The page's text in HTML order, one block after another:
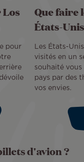
pour
Que faire
États-Unis
Les États-
visités en un
souhaité
pays par des
vos envies.
d'avion ?